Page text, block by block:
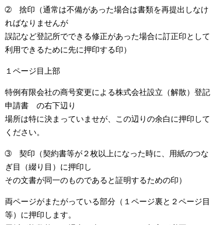
➁ 捨印（通常は不備があった場合は書類を再提出しなけ
ればなりませんが
誤記など登記所でできる修正があった場合に訂正印として
利用できるために先に押印する印）
１ページ目上部
特例有限会社の商号変更による株式会社設立（解散）登記
申請書 の右下辺り
場所は特に決まっていませが、この辺りの余白に押印して
ください。
➂ 契印（契約書等が２枚以上になった時に、用紙のつな
ぎ目（綴り目）に押印し
その文書が同一のものであると証明するための印）
両ページがまたがっている部分（１ページ裏と２ページ目
等）に押印します。